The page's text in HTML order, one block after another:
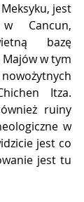
jest
Cancun,
bazę
w tym
Itza.
ruiny
w
jest co
jest tu